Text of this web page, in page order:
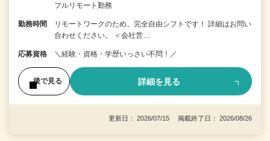
フルリモート勤務
勤務時間
リモートワークのため、完全自由シフトです！ 詳細はお問い
合わせください。 ＜会社営…
応募資格 ＼経験・資格・学歴いっさい不問！／
後で見る 詳細を見る
更新日： 2026/07/15 掲載終了日： 2026/08/26